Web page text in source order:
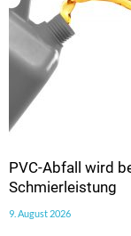
PVC-Abfall wird
Schmierleistung
9. August 2026